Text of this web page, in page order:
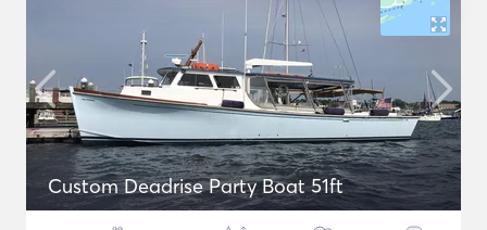
Custom Deadrise Party Boat 51ft